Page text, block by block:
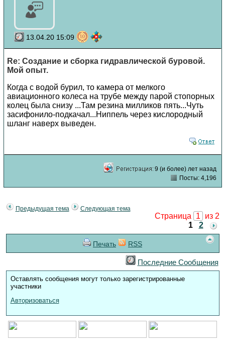
13.04.20 15:09
Re: Создание и сборка гидравлической буровой.
Мой опыт.
Когда с водой бурил, то камера от мелкого
авиационного колеса на трубе между парой стопорных
колец была снизу ...Там резина милликов пять...Чуть
засифонило-подкачал...Ниппель через кислородный
шланг наверх выведен.
9 (и более) лет назад
Посты: 4,196
Предыдущая тема Следующая тема
Страница 1
из 2
1
2
Печать RSS
Последние Сообщения
Оставлять сообщения могут только зарегистрированные
участники
Авторизоваться